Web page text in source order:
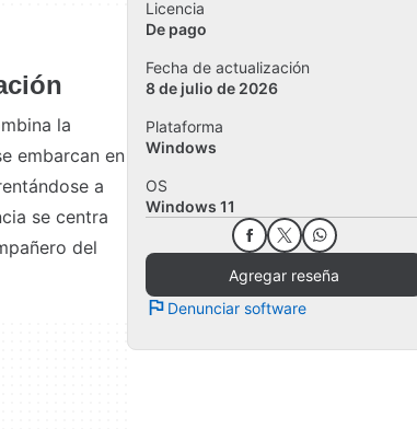
la
embarcan en
a
se centra
del
Licencia
De pago
Fecha de actualización
8 de julio de 2026
Plataforma
Windows
OS
Windows 11
Agregar reseña
Denunciar software